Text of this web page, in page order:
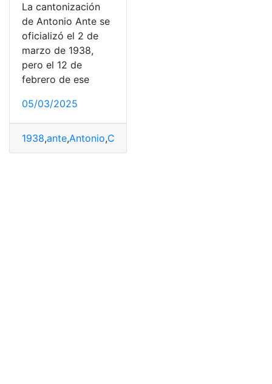
La cantonización
de Antonio Ante se
oficializó el 2 de
marzo de 1938,
pero el 12 de
febrero de ese
05/03/2025
1938,ante,Antonio,Cantonización